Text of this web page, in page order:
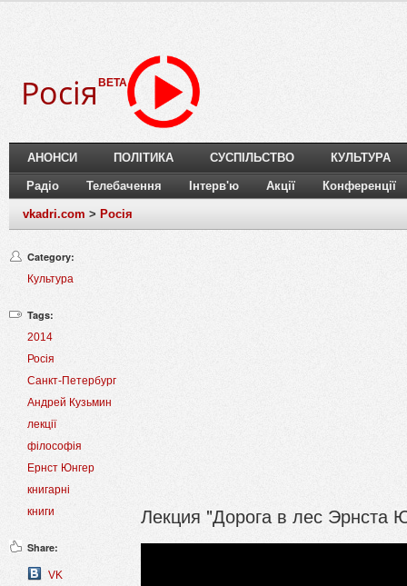
Росія BETA
АНОНСИ ПОЛІТИКА СУСПІЛЬСТВО КУЛЬТУРА
Радіо Телебачення Інтерв'ю Акції Конференції
vkadri.com > Росія
Category:
Культура
Tags:
2014
Росія
Санкт-Петербург
Андрей Кузьмин
лекції
філософія
Ернст Юнгер
книгарні
книги
Share:
VK
Лекция "Дорога в лес Эрнста